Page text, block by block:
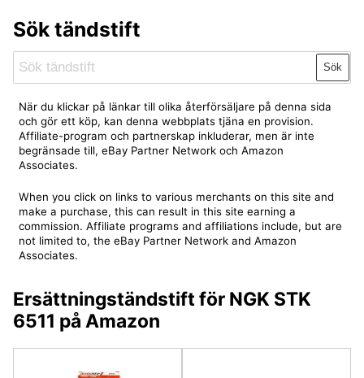
Sök tändstift
Sök
När du klickar på länkar till olika återförsäljare på denna sida
och gör ett köp, kan denna webbplats tjäna en provision.
Affiliate-program och partnerskap inkluderar, men är inte
begränsade till, eBay Partner Network och Amazon
Associates.
When you click on links to various merchants on this site and
make a purchase, this can result in this site earning a
commission. Affiliate programs and affiliations include, but are
not limited to, the eBay Partner Network and Amazon
Associates.
Ersättningständstift för NGK STK
6511 på Amazon